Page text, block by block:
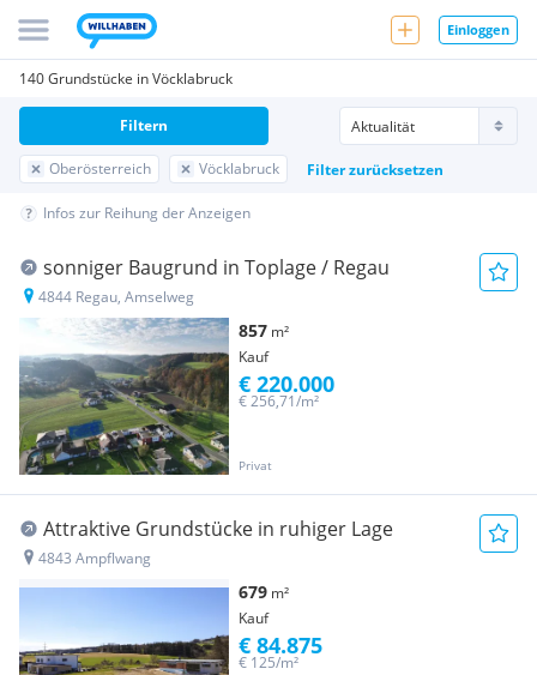
Einloggen
140 Grundstücke in Vöcklabruck
Oberösterreich Vöcklabruck Filter zurücksetzen
Filtern
Infos zur Reihung der Anzeigen
sonniger Baugrund in Toplage / Regau
4844 Regau, Amselweg
857 m²
Kauf
Privat
€ 256,71/m²
€ 220.000
Attraktive Grundstücke in ruhiger Lage
4843 Ampflwang
679 m²
Kauf
€ 125/m²
€ 84.875